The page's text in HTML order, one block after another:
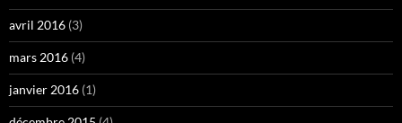
avril 2016 (3)
mars 2016 (4)
janvier 2016 (1)